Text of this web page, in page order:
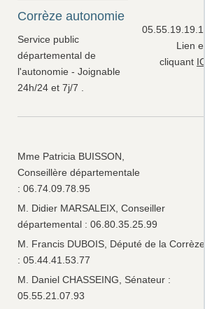
Corrèze autonomie
Service public
départemental de
l'autonomie - Joignable
24h/24 et 7j/7 .
05.55.19.19.19
Lien en
cliquant ICI
Mme Patricia BUISSON,
Conseillère départementale
: 06.74.09.78.95
M. Didier MARSALEIX, Conseiller
départemental : 06.80.35.25.99
M. Francis DUBOIS, Député de la Corrèze
: 05.44.41.53.77
M. Daniel CHASSEING, Sénateur :
05.55.21.07.93